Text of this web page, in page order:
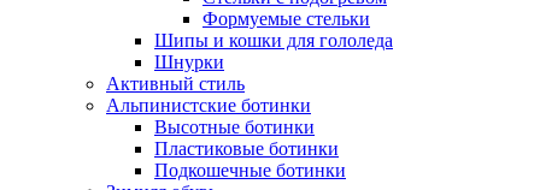
Формуемые стельки
Шипы и кошки для гололеда
Шнурки
Активный стиль
Альпинистские ботинки
Высотные ботинки
Пластиковые ботинки
Подкошечные ботинки